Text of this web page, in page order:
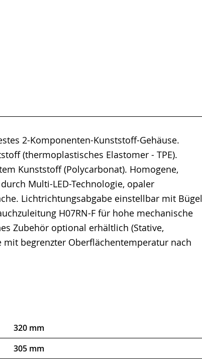
2-Komponenten-Kunststoff-Gehäuse.
(thermoplastisches Elastomer - TPE).
Kunststoff (Polycarbonat). Homogene,
Multi-LED-Technologie, opaler
Lichtrichtungsabgabe einstellbar mit Bügel
H07RN-F für hohe mechanische
Zubehör optional erhältlich (Stative,
mit begrenzter Oberflächentemperatur nach
320 mm
305 mm